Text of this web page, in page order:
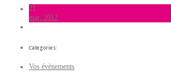
21
mar, 2012
Categories:
Vos évènements